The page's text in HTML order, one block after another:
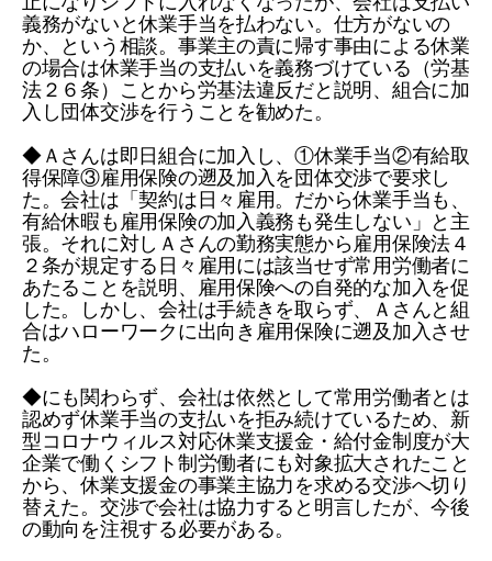
義務がないと休業手当を払わない。仕方がないの
か、という相談。事業主の責に帰す事由による休業
の場合は休業手当の支払いを義務づけている（労基
法２６条）ことから労基法違反だと説明、組合に加
入し団体交渉を行うことを勧めた。
◆Ａさんは即日組合に加入し、①休業手当②有給取
得保障③雇用保険の遡及加入を団体交渉で要求し
た。会社は「契約は日々雇用。だから休業手当も、
有給休暇も雇用保険の加入義務も発生しない」と主
張。それに対しＡさんの勤務実態から雇用保険法４
２条が規定する日々雇用には該当せず常用労働者に
あたることを説明、雇用保険への自発的な加入を促
した。しかし、会社は手続きを取らず、Ａさんと組
合はハローワークに出向き雇用保険に遡及加入させ
た。
◆にも関わらず、会社は依然として常用労働者とは
認めず休業手当の支払いを拒み続けているため、新
型コロナウィルス対応休業支援金・給付金制度が大
企業で働くシフト制労働者にも対象拡大されたこと
から、休業支援金の事業主協力を求める交渉へ切り
替えた。交渉で会社は協力すると明言したが、今後
の動向を注視する必要がある。